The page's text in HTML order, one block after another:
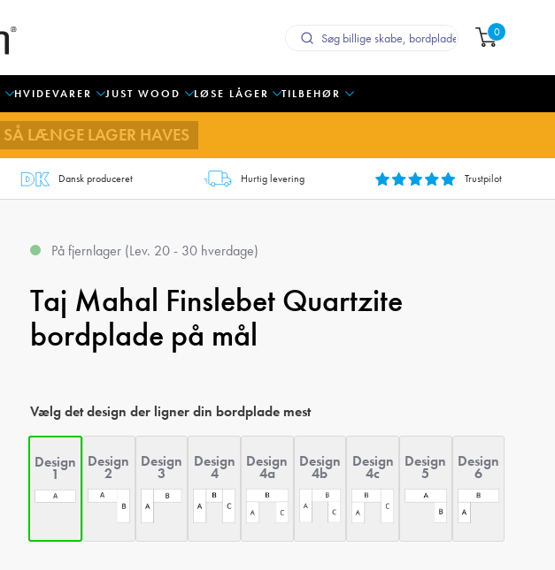
0
HVIDEVARER JUST WOOD LØSE LÅGER TILBEHØR
SÅ LÆNGE LAGER HAVES
Dansk produceret Hurtig levering Trustpilot
På fjernlager (Lev. 20 - 30 hverdage)
Taj Mahal Finslebet Quartzite
bordplade på mål
Vælg det design der ligner din bordplade mest
Design
1
Design
2
Design
3
Design
4
Design
4a
Design
4b
Design
4c
Design
5
Design
6